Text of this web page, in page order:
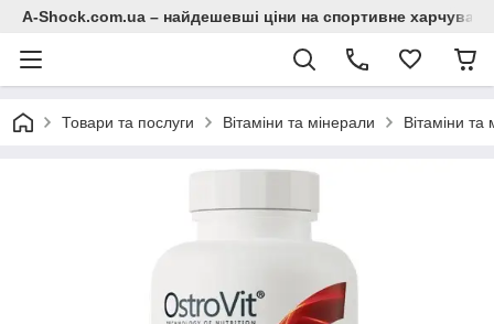
A-Shock.com.ua – найдешевші ціни на спортивне
Товари та послуги Вітаміни та мінерали Вітаміни та